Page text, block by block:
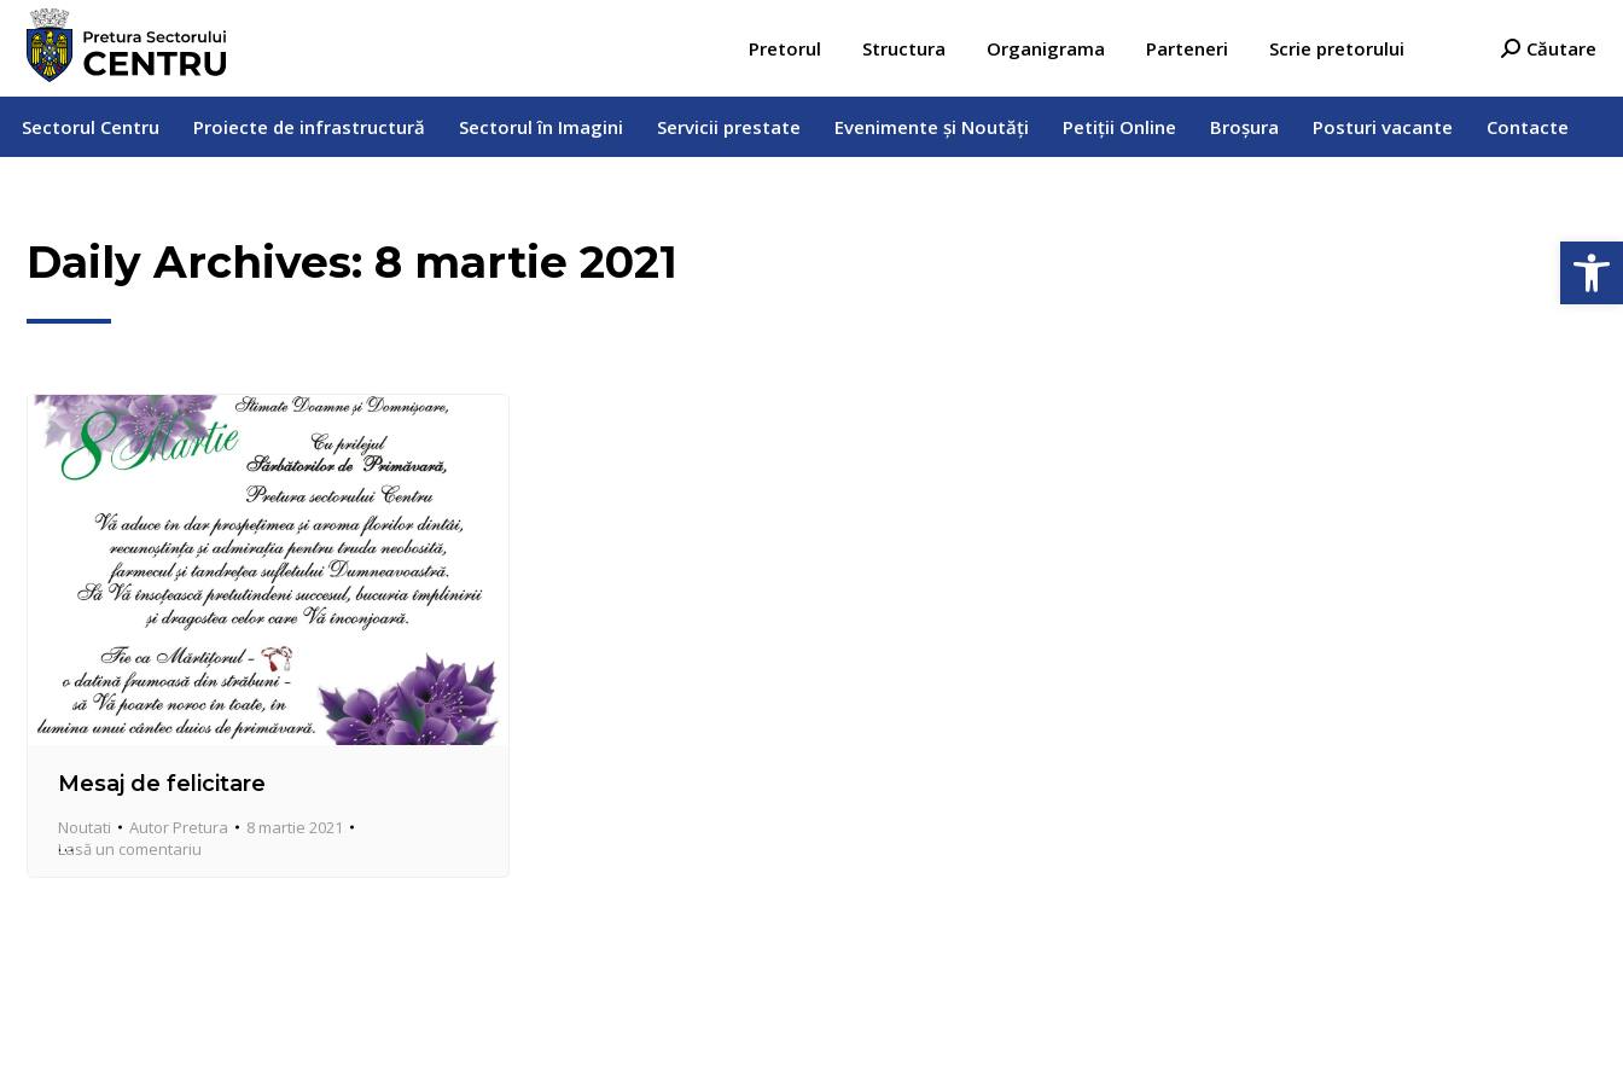
Pretorul Structura Organigrama Parteneri Scrie pretorului Search:
Căutare
Sectorul Centru Proiecte de infrastructură Sectorul în Imagini Servicii prestate Evenimente și Noutăți Petiții Online Broșura Posturi vacante Contacte
Daily Archives: 8 martie 2021
Mesaj de felicitare
Noutati Autor Pretura
8 martie 2021
Lasă un comentariu
Sectorul Centru Proiecte de infrastructură Servicii prestate Evenimente și Noutăți Petiții Online Broșura Posturi vacante Contacte